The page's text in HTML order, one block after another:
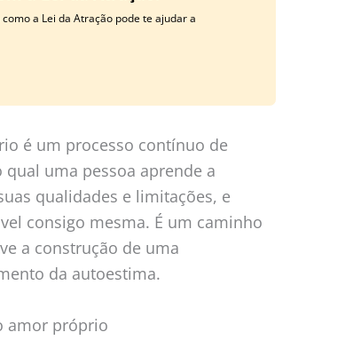
a Lei da Atração pode te ajudar a
é um processo contínuo de
uma pessoa aprende a
qualidades e limitações, e
consigo mesma. É um caminho
a construção de uma
da autoestima.
amor próprio